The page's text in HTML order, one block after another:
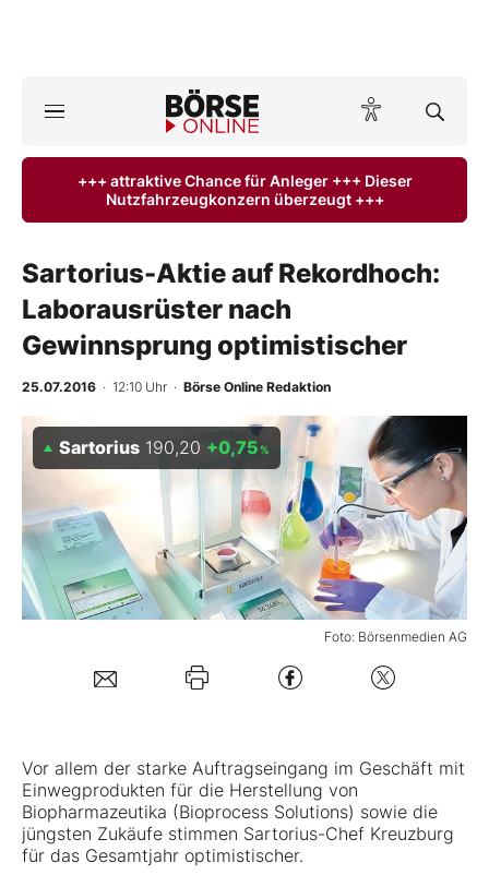
ktuelle Ausgabe BÖRSE ONLINE lesen
Anlageprodukte
Finanz-Check
Abo & Shop
Experten
Mein B:O
Mein Konto
Folgen Sie uns
+++ attraktive Chance für Anleger +++ Dieser
Nutzfahrzeugkonzern überzeugt +++
Sartorius-Aktie auf Rekordhoch:
Laborausrüster nach
Gewinnsprung optimistischer
25.07.2016 · 12:10 Uhr · Börse Online Redaktion
Foto: Börsenmedien AG
Sartorius 190,20 +0,75 %
Vor allem der starke Auftragseingang im Geschäft mit
Einwegprodukten für die Herstellung von
Biopharmazeutika (Bioprocess Solutions) sowie die
jüngsten Zukäufe stimmen Sartorius-Chef Kreuzburg
für das Gesamtjahr optimistischer.